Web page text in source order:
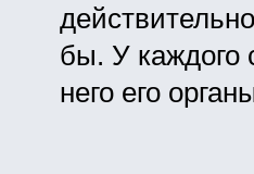
бы. У каждого
него его